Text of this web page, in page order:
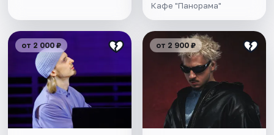
Кафе "Панорама"
от 2 000 ₽ от 2 900 ₽